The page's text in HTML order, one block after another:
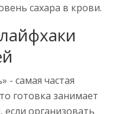
сахара в крови.
- самая частая
готовка занимает
организовать